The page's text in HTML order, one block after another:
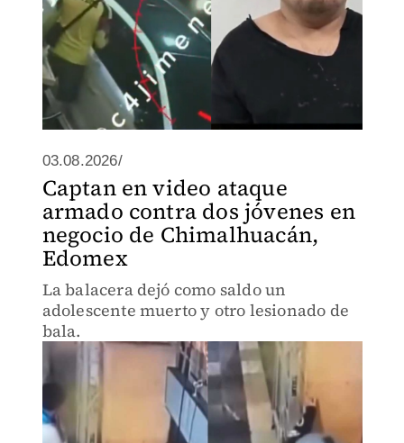
03.08.2026/
Captan en video ataque
armado contra dos jóvenes en
negocio de Chimalhuacán,
Edomex
La balacera dejó como saldo un
adolescente muerto y otro lesionado de
bala.